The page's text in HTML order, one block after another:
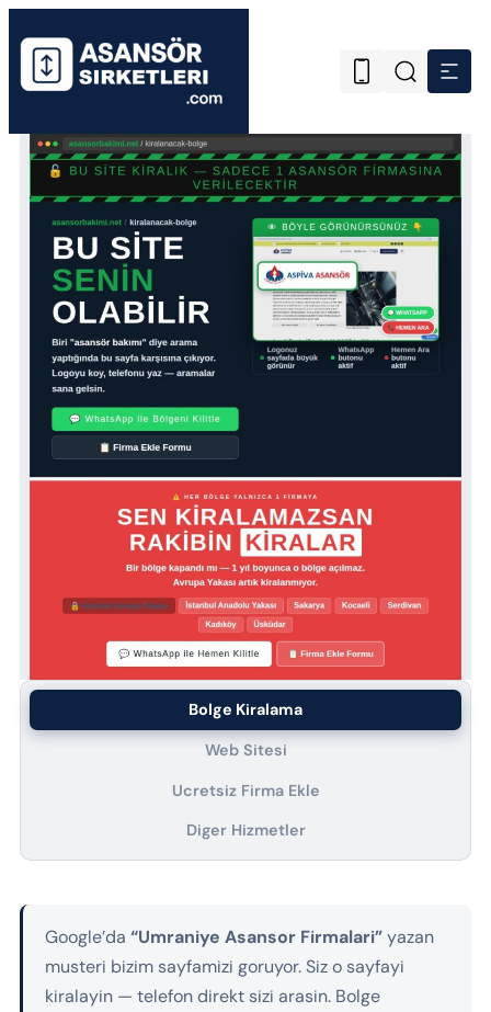
Bolge Kiralama
Web Sitesi
Ucretsiz Firma Ekle
Diger Hizmetler
Google’da “Umraniye Asansor Firmalari”yazan
musteri bizim sayfamizi goruyor. Siz o sayfayi
kiralayin — telefon direkt sizi arasin. Bolge